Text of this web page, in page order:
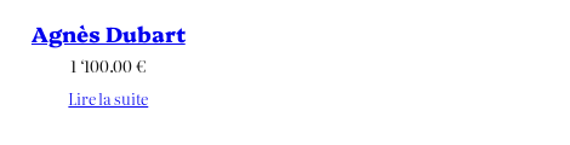
Agnès Dubart
1 ‘100.00€
Lire la suite